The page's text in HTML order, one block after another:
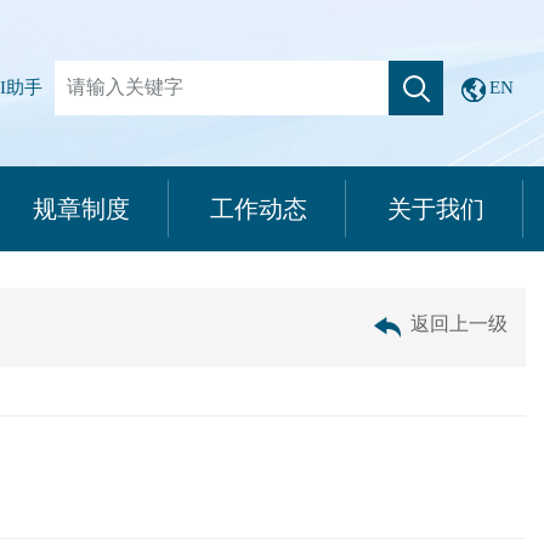
助手 EN
规章制度 工作动态 关于我们
返回上一级